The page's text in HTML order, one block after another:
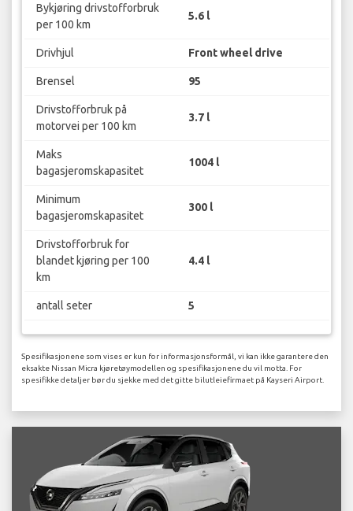
Bykjøring drivstofforbruk
per 100 km
5.6 l
Drivhjul Front wheel drive
Brensel 95
Drivstofforbruk på
motorvei per 100 km
3.7 l
Maks
bagasjeromskapasitet
1004 l
Minimum
bagasjeromskapasitet
300 l
Drivstofforbruk for
blandet kjøring per 100
km
4.4 l
antall seter 5
Spesifikasjonene som vises er kun for informasjonsformål, vi kan ikke garantere den
eksakte Nissan Micra kjøretøymodellen og spesifikasjonene du vil motta. For
spesifikke detaljer bør du sjekke med det gitte bilutleiefirmaet på Kayseri Airport.